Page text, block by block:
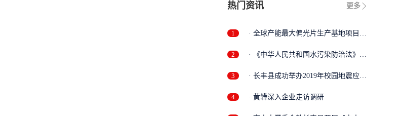
更多
热门资讯
1
· 全球产能最大偏光片生产基地项目落
2
· 《中华人民共和国水污染防治法》执
3
· 长丰县成功举办2019年校园地震应急
4
· 黄韡深入企业走访调研